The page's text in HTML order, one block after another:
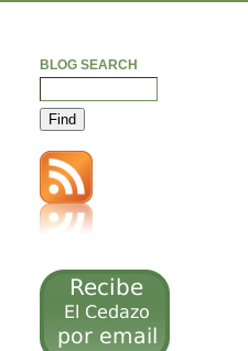
Meneame Bitacoras Facebook
BLOG SEARCH